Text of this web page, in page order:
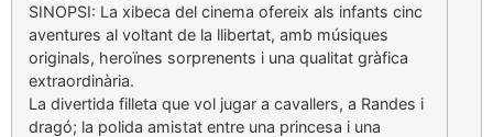
SINOPSI: La xibeca del cinema ofereix als infants cinc
aventures al voltant de la llibertat, amb músiques
originals, heroïnes sorprenents i una qualitat gràfica
extraordinària.
La divertida filleta que vol jugar a cavallers, a Randes i
dragó; la polida amistat entre una princesa i una